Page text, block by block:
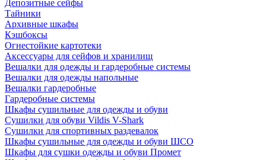
Депозитные сейфы
Тайники
Архивные шкафы
Кэшбоксы
Огнестойкие картотеки
Аксессуары для сейфов и хранилищ
Вешалки для одежды и гардеробные системы
Вешалки для одежды напольные
Вешалки гардеробные
Гардеробные системы
Шкафы сушильные для одежды и обуви
Сушилки для обуви Vildis V-Shark
Сушилки для спортивных раздевалок
Шкафы сушильные для одежды и обуви ШСО
Шкафы для сушки одежды и обуви Промет